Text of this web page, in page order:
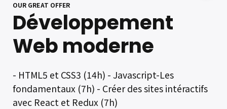
OUR GREAT OFFER
Développement
Web moderne
- HTML5 et CSS3 (14h) - Javascript-Les
fondamentaux (7h) - Créer des sites intéractifs
avec React et Redux (7h)